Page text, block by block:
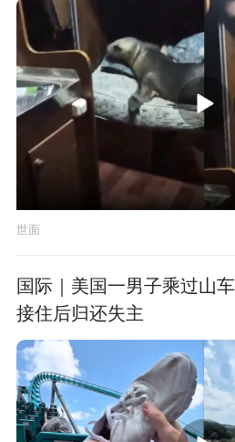
世面
国际｜美国一男子乘过山
接住后归还失主